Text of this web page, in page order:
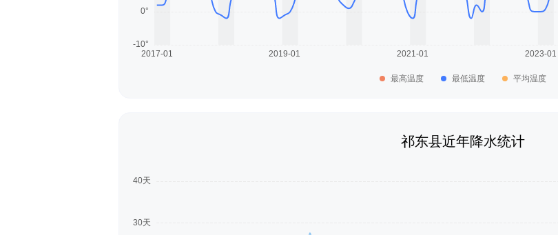
最高温度 最低温度 平均温度
祁东县近年降水统计